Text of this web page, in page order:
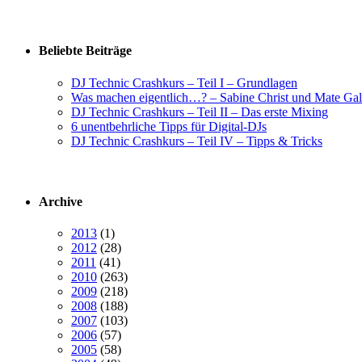
Beliebte Beiträge
DJ Technic Crashkurs – Teil I – Grundlagen
Was machen eigentlich…? – Sabine Christ und Mate
DJ Technic Crashkurs – Teil II – Das erste Mixing
6 unentbehrliche Tipps für Digital-DJs
DJ Technic Crashkurs – Teil IV – Tipps & Tricks
Archive
2013 (1)
2012 (28)
2011 (41)
2010 (263)
2009 (218)
2008 (188)
2007 (103)
2006 (57)
2005 (58)